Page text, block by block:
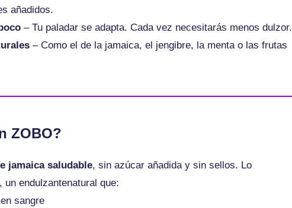
añadidos.
– Tu paladar se adapta. Cada vez necesitarás menos dulzor.
– Como el de la jamaica, el jengibre, la menta o las frutas
ZOBO?
jamaica saludable, sin azúcar añadida y sin sellos. Lo
, un endulzantenatural que:
sangre